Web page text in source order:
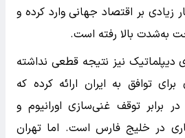
بر اقتصاد جهانی وارد کرده و
به‌شدت بالا رفته است.
نیز نتیجه قطعی نداشته
توافق به ایران ارائه کرده که
برابر توقف غنی‌سازی اورانیوم و
در خلیج فارس است. اما تهران